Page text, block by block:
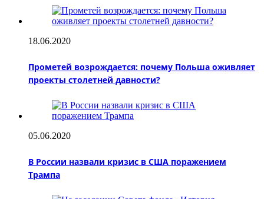
18.06.2020
Прометей возрождается: почему Польша оживляет
проекты столетней давности?
05.06.2020
В России назвали кризис в США поражением
Трампа